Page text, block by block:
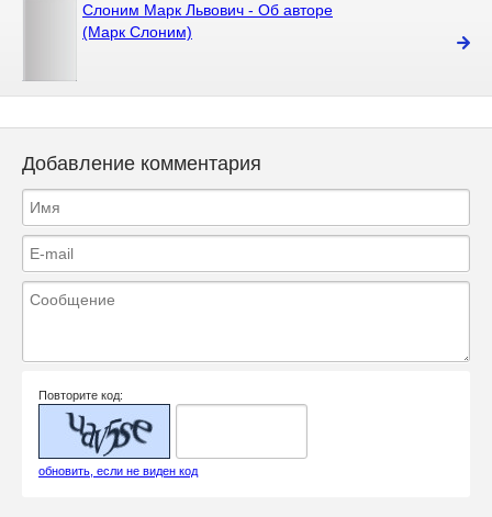
Слоним Марк Львович - Об авторе
(Марк Слоним)
Добавление комментария
Повторите код:
обновить, если не виден код